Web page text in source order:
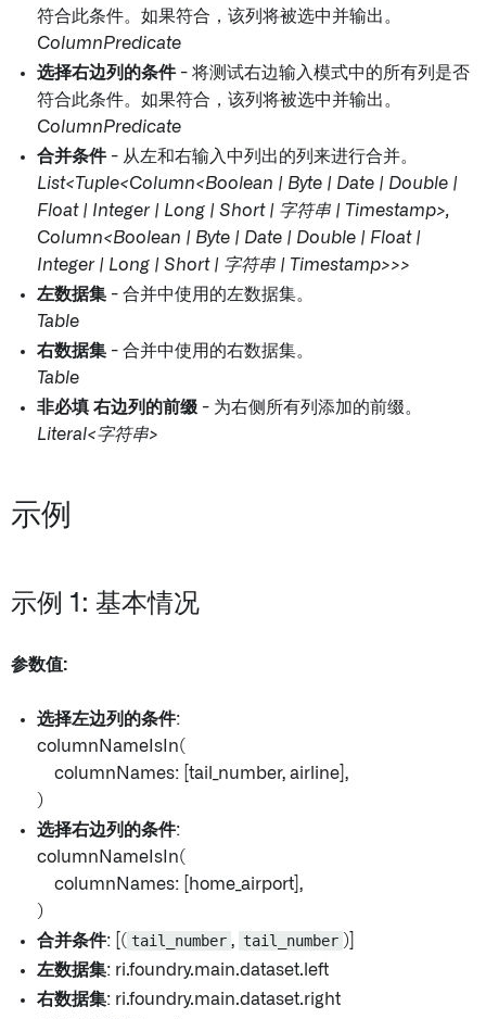
符合此条件。如果符合，该列将被选中并输出。
ColumnPredicate
选择右边列的条件- 将测试右边输入模式中的所有列是否
符合此条件。如果符合，该列将被选中并输出。
ColumnPredicate
合并条件- 从左和右输入中列出的列来进行合并。
List<Tuple<Column<Boolean | Byte | Date | Double |
Float | Integer | Long | Short | 字符串 | Timestamp>,
Column<Boolean | Byte | Date | Double | Float |
Integer | Long | Short | 字符串 | Timestamp>>>
左数据集 - 合并中使用的左数据集。
Table
右数据集 - 合并中使用的右数据集。
Table
非必填 右边列的前缀 - 为右侧所有列添加的前缀。
Literal<字符串>
示例
示例 1: 基本情况
参数值:
选择左边列的条件:
columnNameIsIn(
columnNames: [tail_number, airline],
)
选择右边列的条件:
columnNameIsIn(
columnNames: [home_airport],
)
合并条件: [( tail_number , tail_number )]
左数据集: ri.foundry.main.dataset.left
右数据集: ri.foundry.main.dataset.right